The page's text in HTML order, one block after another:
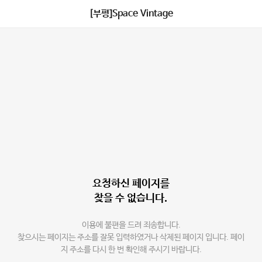
[부평]Space Vintage
요청하신 페이지를
찾을 수 없습니다.
이용에 불편을 드려 죄송합니다.
찾으시는 페이지는 주소를 잘못 입력하였거나 삭제된 페이지 입니다. 페이
지 주소를 다시 한 번 확인해 주시기 바랍니다.